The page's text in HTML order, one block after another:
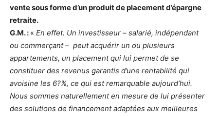
vente sous forme d’un produit de placement d’épargne
retraite.
G.M. : « En effet. Un investisseur – salarié, indépendant
ou commerçant – peut acquérir un ou plusieurs
appartements, un placement qui lui permet de se
constituer des revenus garantis d’une rentabilité qui
avoisine les 6?%, ce qui est remarquable aujourd’hui.
Nous sommes naturellement en mesure de lui présenter
des solutions de financement adaptées aux meilleures